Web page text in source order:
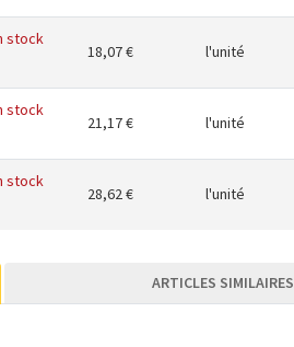
stock
18,07 € l'unité
stock
21,17 € l'unité
stock
28,62 € l'unité
ARTICLES SIMILAIRES